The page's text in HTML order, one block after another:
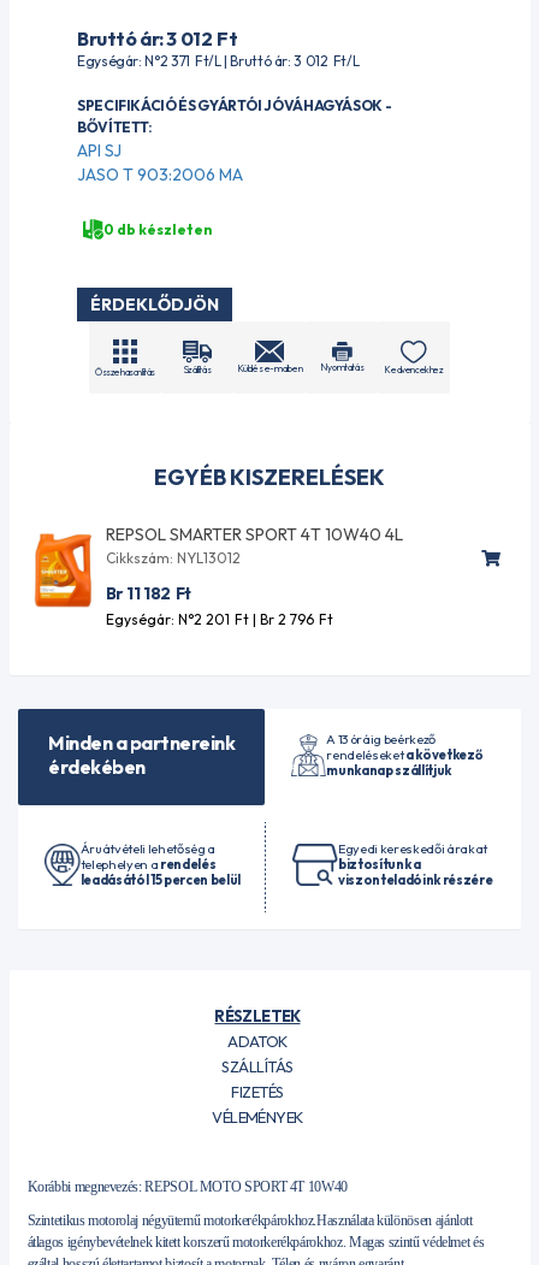
EGYÉB KISZERELÉSEK
REPSOL SMARTER SPORT 4T 10W40 4L
Cikkszám: NYL13012
Br 11 182 Ft
Egységár: N°2 201 Ft| Br 2 796 Ft
Bruttó ár: 3 012 Ft
Egységár: N°2 371 Ft/L | Bruttó ár: 3 012 Ft/L
SPECIFIKÁCIÓ ÉS GYÁRTÓI JÓVÁHAGYÁSOK -
BŐVÍTETT:
API SJ
JASO T 903:2006 MA
0 db készleten
ÉRDEKLŐDJÖN
Összehasonlítás Szállítás Küldés e-mailben Nyomtatás Kedvencekhez
Minden a partnereink
érdekében
A 13 óráig beérkező
rendeléseketa következő
munkanap szállítjuk
Áruátvételi lehetőség a
telephelyen a rendelés
leadásától 15 percen belül
Egyedi kereskedői árakat
biztosítunk a
viszonteladóink részére
RÉSZLETEK
ADATOK
SZÁLLÍTÁS
FIZETÉS
VÉLEMÉNYEK
Korábbi megnevezés: REPSOL MOTO SPORT 4T 10W40
Szintetikus motorolaj négyütemű motorkerékpárokhoz.Használata különösen ajánlott
átlagos igénybevételnek kitett korszerű motorkerékpárokhoz. Magas szintű védelmet és